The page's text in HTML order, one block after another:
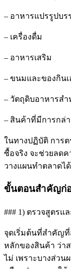
– อาหารแปรรูปบร
– เครื่องดื่ม
– อาหารเสริม
– ขนมและของกิน
– วัตถุดิบอาหารส
– สินค้าที่มีการกล่
ในทางปฏิบัติ การ
ซื้อจริง จะช่วยลดค
วางแผนทำตลาดไ
ขั้นตอนสำคัญก่
### 1) ตรวจสูตรแ
จุดเริ่มต้นที่สำคัญ
หลักของสินค้า ว่า
ไม่ เพราะบางส่ว